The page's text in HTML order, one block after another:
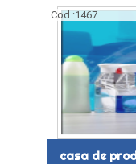
Cod.:1467
casa de